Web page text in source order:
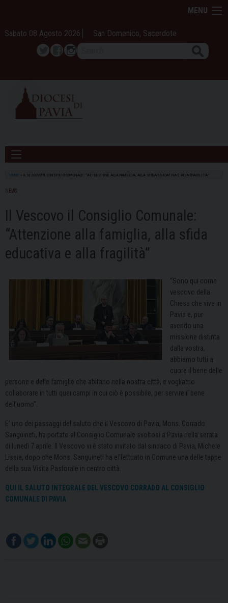
content
MENU
Sabato 08 Agosto 2026 San Domenico, Sacerdote
TwitterFacebook
Instagram
HOME IL VESCOVO IL CONSIGLIO COMUNALE: “ATTENZIONE ALLA FAMIGLIA, ALLA SFIDA EDUCATIVA E ALLA FRAGILITÀ”
NEWS
Il Vescovo il Consiglio Comunale:
“Attenzione alla famiglia, alla sfida
educativa e alla fragilità”
“Sono qui come
vescovo della
Chiesa che vive in
Pavia e, pur
avendo una
missione distinta
dalla vostra,
abbiamo tutti a
cuore il bene delle
persone e delle famiglie che abitano nella nostra città, e vogliamo
collaborare in tutti quei campi in cui ciò è possibile, per servire il bene
dell’uomo”.
E’ uno dei passaggi del saluto che il Vescovo di Pavia, Mons. Corrado
Sanguineti, ha portato al Consiglio Comunale svoltosi a Pavia nella serata
di lunedì 7 aprile. Il Vescovo vi è stato invitato dal sindaco di Pavia, Michele
Lissia, dopo che Mons. Sanguineti ha effettuato in Comune una delle tappe
della sua Visita Pastorale in centro città.
QUI IL SALUTO INTEGRALE DEL VESCOVO CORRADO AL CONSIGLIO
COMUNALE DI PAVIA